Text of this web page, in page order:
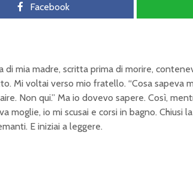
Facebook
di mia madre, scritta prima di morire,
Mi voltai verso mio fratello. “Cosa sapeva
Non qui.” Ma io dovevo sapere. Così,
moglie, io mi scusai e corsi in bagno. Chiusi
E iniziai a leggere.